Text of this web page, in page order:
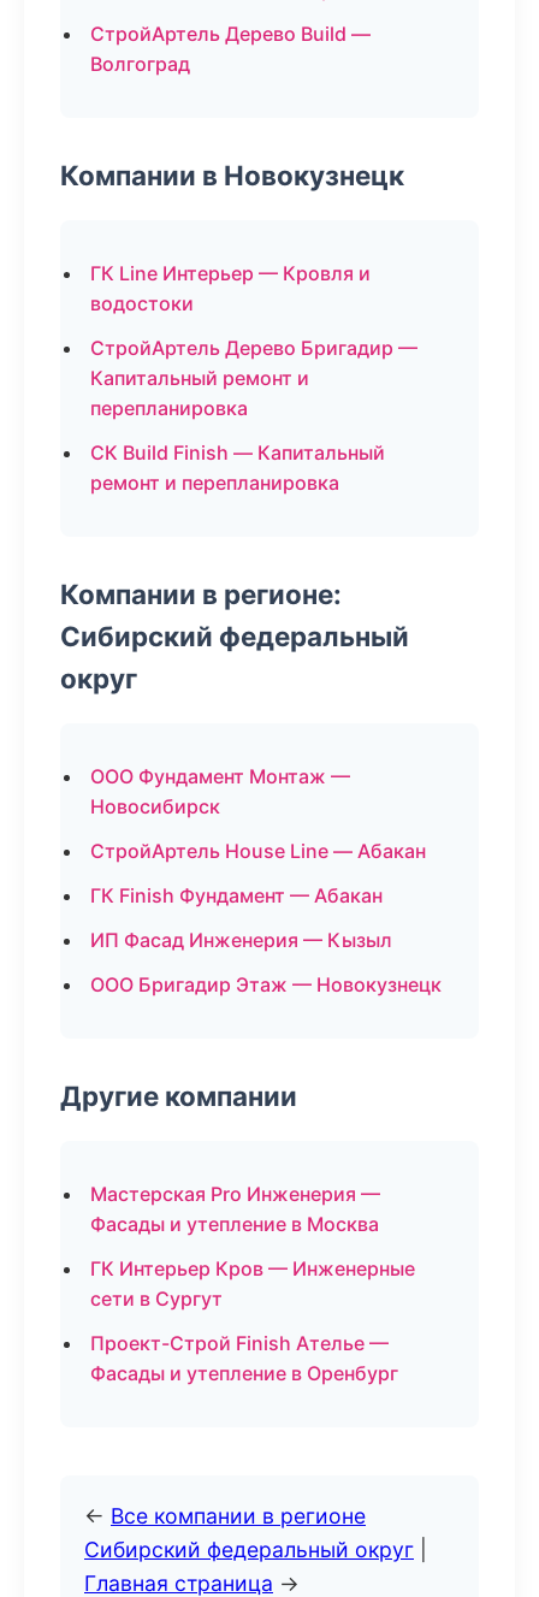
СтройАртель Дерево Build —
Волгоград
Компании в Новокузнецк
ГК Line Интерьер — Кровля и
водостоки
СтройАртель Дерево Бригадир —
Капитальный ремонт и
перепланировка
СК Build Finish — Капитальный
ремонт и перепланировка
Компании в регионе:
Сибирский федеральный
округ
ООО Фундамент Монтаж —
Новосибирск
СтройАртель House Line — Абакан
ГК Finish Фундамент — Абакан
ИП Фасад Инженерия — Кызыл
ООО Бригадир Этаж — Новокузнецк
Другие компании
Мастерская Pro Инженерия —
Фасады и утепление в Москва
ГК Интерьер Кров — Инженерные
сети в Сургут
Проект-Строй Finish Ателье —
Фасады и утепление в Оренбург
← Все компании в регионе
Сибирский федеральный округ
Главная страница →